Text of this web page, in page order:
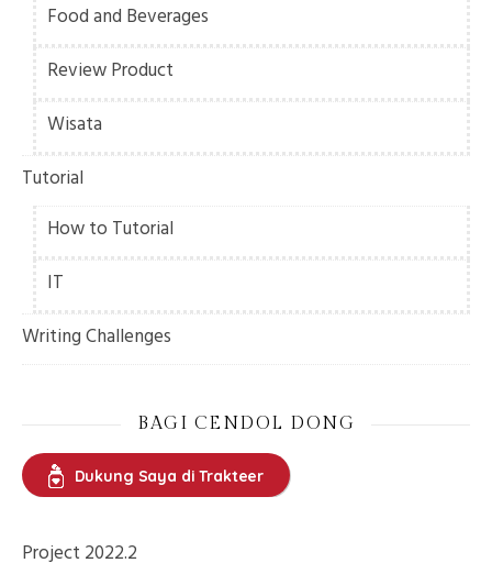
Food and Beverages
Review Product
Wisata
Tutorial
How to Tutorial
IT
Writing Challenges
BAGI CENDOL DONG
Dukung Saya di Trakteer
Project 2022.2